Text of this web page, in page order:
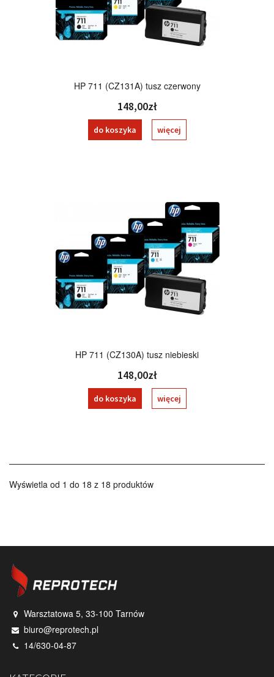
HP 711 (CZ131A) tusz czerwony
148,00zł
do koszyka więcej
HP 711 (CZ130A) tusz niebieski
148,00zł
do koszyka więcej
Wyświetla od 1 do 18 z 18 produktów
Warsztatowa 5, 33-100 Tarnów
biuro@reprotech.pl
14/630-04-87